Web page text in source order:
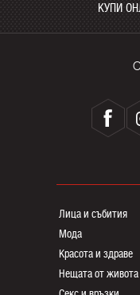
КУПИ
Лица и събития
Мода
Красота и здраве
Нещата от живота